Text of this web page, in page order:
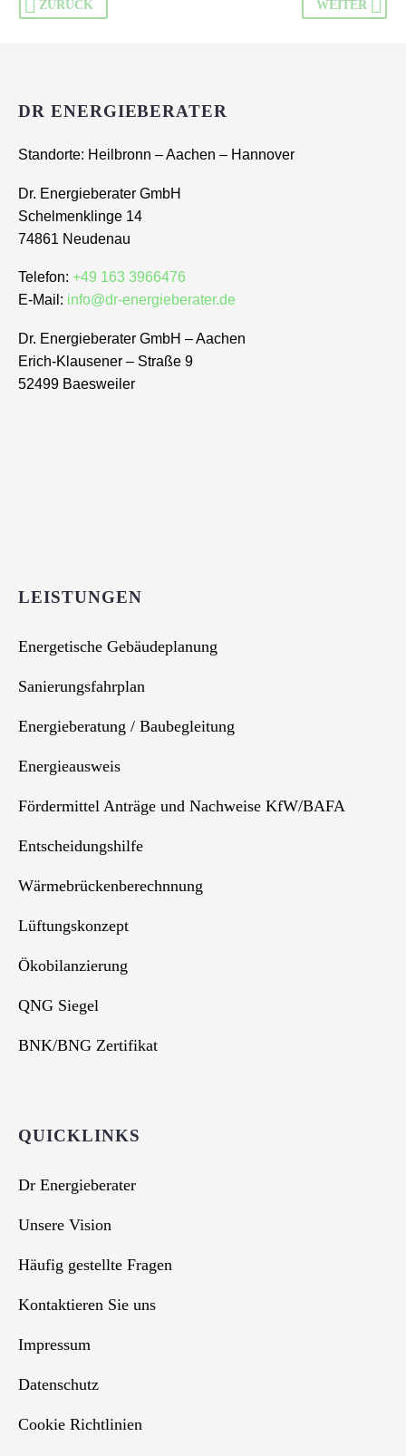
ZURÜCK WEITER
DR ENERGIEBERATER
Standorte: Heilbronn – Aachen – Hannover
Dr. Energieberater GmbH
Schelmenklinge 14
74861 Neudenau
Telefon: +49 163 3966476
E-Mail: info@dr-energieberater.de
Dr. Energieberater GmbH – Aachen
Erich-Klausener – Straße 9
52499 Baesweiler
LEISTUNGEN
Energetische Gebäudeplanung
Sanierungsfahrplan
Energieberatung / Baubegleitung
Energieausweis
Fördermittel Anträge und Nachweise KfW/BAFA
Entscheidungshilfe
Wärmebrückenberechnnung
Lüftungskonzept
Ökobilanzierung
QNG Siegel
BNK/BNG Zertifikat
QUICKLINKS
Dr Energieberater
Unsere Vision
Häufig gestellte Fragen
Kontaktieren Sie uns
Impressum
Datenschutz
Cookie Richtlinien